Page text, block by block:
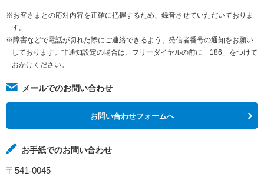
※お客さまとの応対内容を正確に把握するため、録音させていただいておりま
す。
※障害などで電話が切れた際にご連絡できるよう、発信者番号の通知をお願い
しております。非通知設定の場合は、フリーダイヤルの前に「186」をつけて
おかけください。
メールでのお問い合わせ
お問い合わせフォームへ
お手紙でのお問い合わせ
〒541-0045